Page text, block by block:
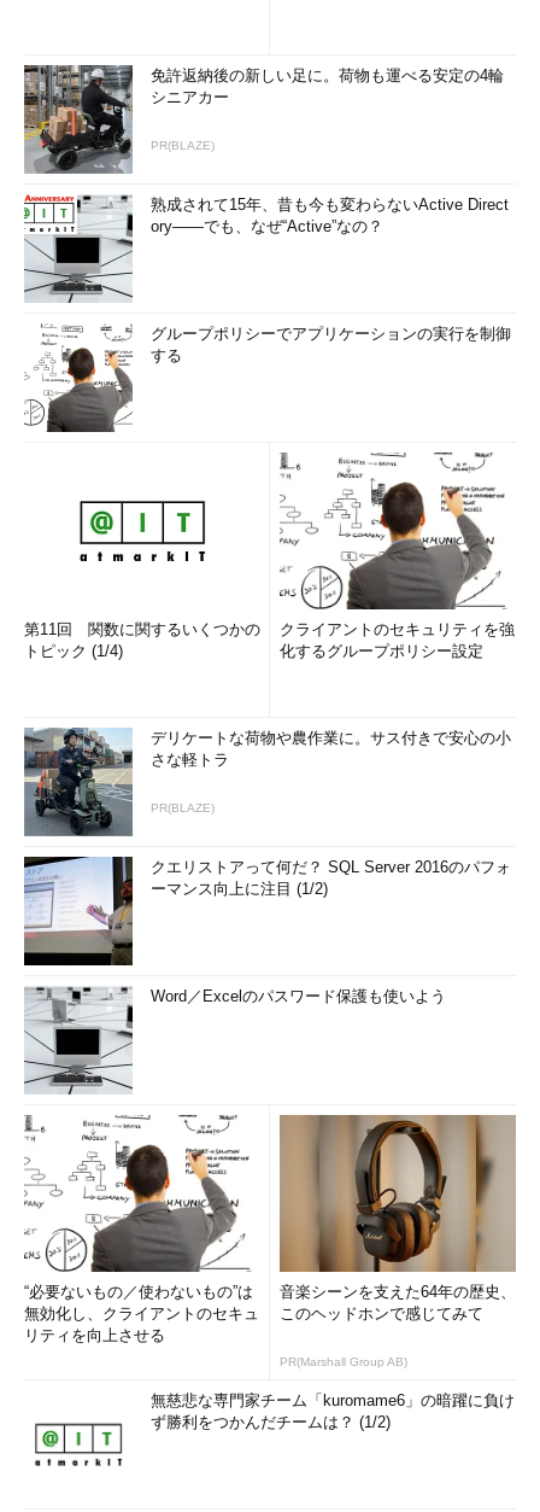
免許返納後の新しい足に。荷物も運べる安定の4輪
シニアカー
PR(BLAZE)
熟成されて15年、昔も今も変わらないActive Direct
ory――でも、なぜ“Active”なの？
グループポリシーでアプリケーションの実行を制御
する
第11回 関数に関するいくつかの
トピック (1/4)
クライアントのセキュリティを強
化するグループポリシー設定
デリケートな荷物や農作業に。サス付きで安心の小
さな軽トラ
PR(BLAZE)
クエリストアって何だ？ SQL Server 2016のパフォ
ーマンス向上に注目 (1/2)
Word／Excelのパスワード保護も使いよう
“必要ないもの／使わないもの”は
無効化し、クライアントのセキュ
リティを向上させる
音楽シーンを支えた64年の歴史、
このヘッドホンで感じてみて
PR(Marshall Group AB)
無慈悲な専門家チーム「kuromame6」の暗躍に負け
ず勝利をつかんだチームは？ (1/2)